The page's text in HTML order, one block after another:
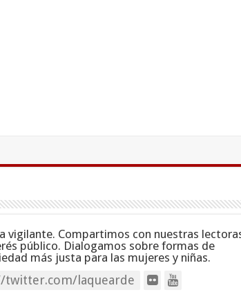
vigilante. Compartimos con nuestras
público. Dialogamos sobre formas de
más justa para las mujeres y niñas.
twitter.com/laquearde